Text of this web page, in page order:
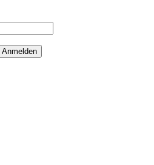
Anmelden